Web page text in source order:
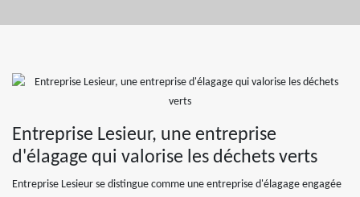
Entreprise Lesieur, une entreprise
d'élagage qui valorise les déchets verts
Entreprise Lesieur se distingue comme une entreprise d'élagage engagée